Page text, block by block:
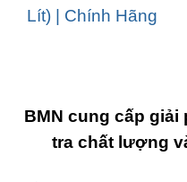
Lít) | Chính Hãng
BMN cung cấp giải
tra chất lượng